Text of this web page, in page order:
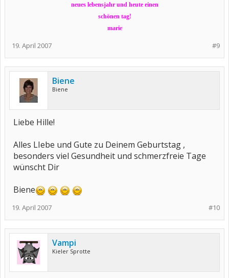
neues lebensjahr und heute einen
schönen tag!
marie
#9
19. April 2007
Biene
Biene
Liebe Hille!
Alles LIebe und Gute zu Deinem Geburtstag ,
besonders viel Gesundheit und schmerzfreie Tage
wünscht Dir
Biene
#10
19. April 2007
Vampi
Kieler Sprotte